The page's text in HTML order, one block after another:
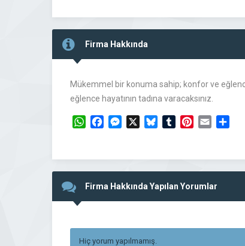
Firma Hakkında
Mükemmel bir konuma sahip; konfor ve
eğlence hayatının tadına varacaksınız.
WhatsAppFacebookMessengerBlueskyTumblrPinterest
Email
Firma Hakkında Yapılan Yorumlar
Hiç yorum yapılmamış.